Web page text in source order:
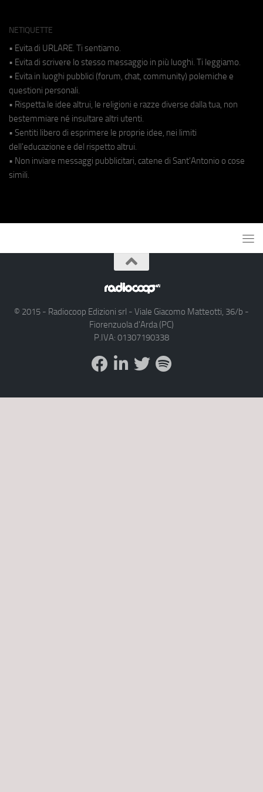
NETIQUETTE
• Evita di URLARE. Ti sentiamo.
• Evita di scrivere lo stesso messaggio in più luoghi. Ti leggiamo.
• Evita in luoghi pubblici (forum, chat, community) polemiche e
questioni personali.
• Rispetta le idee altrui, le religioni e razze diverse dalla tua, non
bestemmiare né insultare altri utenti.
• Sentiti libero di esprimere le proprie idee, nei limiti
dell'educazione e del rispetto altrui.
• Non inviare messaggi pubblicitari, catene di Sant'Antonio o cose
simili.
© 2015 - Radiocoop Edizioni srl - Viale Giacomo Matteotti, 36/b -
Fiorenzuola d'Arda (PC)
P.IVA: 01307190338